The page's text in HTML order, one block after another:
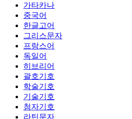
가타카나
중국어
한글고어
그리스문자
프랑스어
독일어
히브리어
괄호기호
학술기호
기술기호
첨자기호
라틴문자